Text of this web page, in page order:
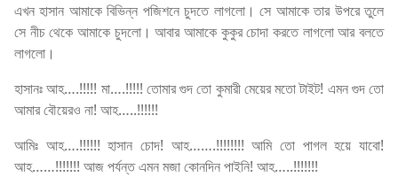
এখন হাসান আমাকে বিভিন্ন পজিশনে চুদতে লাগলো। সে আমাকে তার উপরে তুলে
সে নীচ থেকে আমাকে চুদলো। আবার আমাকে কুকুর চোদা করতে লাগলো আর বলতে
লাগলো।
হাসানঃ আহ….!!!!! মা….!!!!! তোমার গুদ তো কুমারী মেয়ের মতো টাইট! এমন গুদ তো
আমার বৌয়েরও না! আহ…..!!!!!!
আমিঃ আহ….!!!!!! হাসান চোদ! আহ…….!!!!!!!! আমি তো পাগল হয়ে যাবো!
আহ……!!!!!!! আজ পর্যন্ত এমন মজা কোনদিন পাইনি! আহ…..!!!!!!!